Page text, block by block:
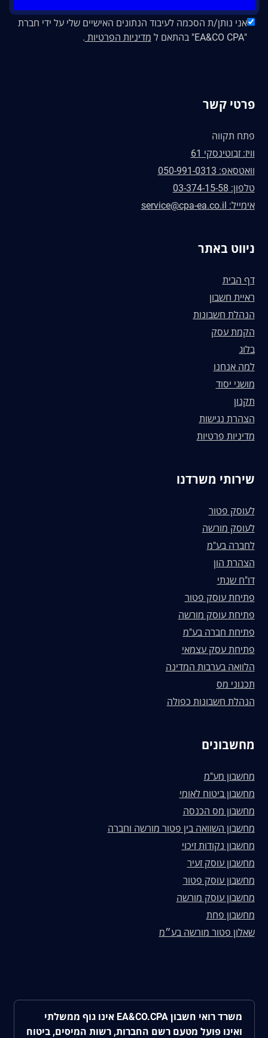
אני נותן/ת הסכמה לעיבוד הנתונים האישיים שלי על ידי חברת
"EA&CO CPA" בהתאם ל
מדיניות הפרטיות .
פרטי קשר
פתח תקווה
וויז: זבוטינסקי 61
וואטסאפ: 050-991-0313
טלפון: 03-374-15-58
אימייל: service@cpa-ea.co.il
ניווט באתר
דף הבית
ראיית חשבון
הנהלת חשבונות
הקמת עסק
בלוג
למה אנחנו
מושגי יסוד
תקנון
הצהרת נגישות
מדיניות פרטיות
שירותי משרדנו
לעוסק פטור
לעוסק מורשה
לחברה בע"מ
הצהרת הון
דו"ח שנתי
פתיחת עוסק פטור
פתיחת עוסק מורשה
פתיחת חברה בע"מ
פתיחת עסק עצמאי
הלוואה בערבות המדינה
תכנוני מס
הנהלת חשבונות כפולה
מחשבונים
מחשבון מע"מ
מחשבון ביטוח לאומי
מחשבון מס הכנסה
מחשבון השוואה בין פטור מורשה וחברה
מחשבון נקודות זיכוי
מחשבון עוסק זעיר
מחשבון עוסק פטור
מחשבון עוסק מורשה
מחשבון פחת
שאלון פטור מורשה בע״מ
משרד רואי חשבון EA&CO.CPA אינו גוף ממשלתי
ואינו פועל מטעם רשם החברות, רשות המיסים, ביטוח